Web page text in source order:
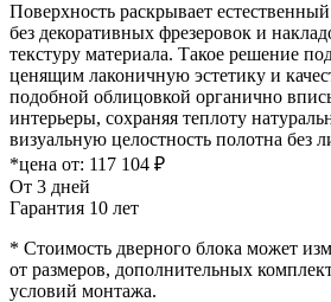
Поверхность раскрывает
без декоративных фрезеровок и
текстуру материала. Такое решение
ценящим лаконичную эстетику и
подобной облицовкой органично
интерьеры, сохраняя теплоту
визуальную целостность полотна без
*цена от: 117 104 ₽
От 3 дней
Гарантия 10 лет
* Стоимость дверного блока может
от размеров, дополнительных
условий монтажа.